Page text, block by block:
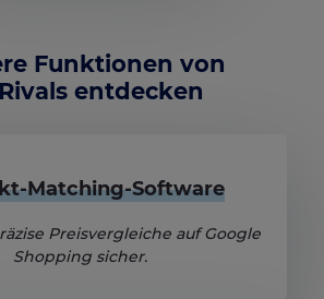
Matching-Software
Preisvergleiche auf Google
Shopping sicher.
Funktionen von
entdecken